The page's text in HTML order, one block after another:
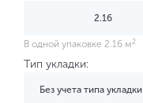
В одной упаковке 2.16 м 2
Тип укладки:
Без учета типа укладки